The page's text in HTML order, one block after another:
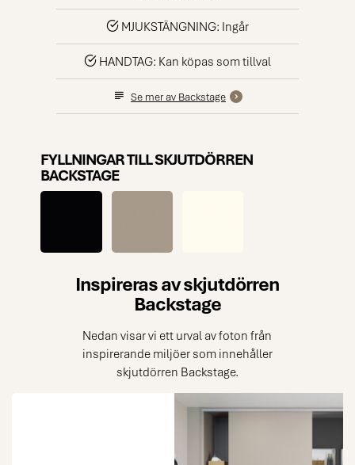
MJUKSTÄNGNING: Ingår
HANDTAG: Kan köpas som tillval
Se mer av Backstage
FYLLNINGAR TILL SKJUTDÖRREN
BACKSTAGE
Inspireras av skjutdörren
Backstage
Nedan visar vi ett urval av foton från
inspirerande miljöer som innehåller
skjutdörren Backstage.